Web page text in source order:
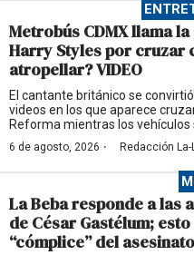
Metrobús CDMX llama
Harry Styles por cruzar
atropellar? VIDEO
El cantante británico se
videos en los que aparece
Reforma mientras los vehículos
6 de agosto, 2026 · Redacción
La Beba responde a las
de César Gastélum;
“cómplice” del asesinato